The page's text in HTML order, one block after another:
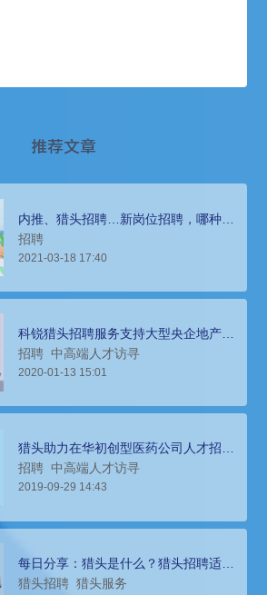
推荐文章
内推、猎头招聘…新岗位招聘，哪种招
聘方式更加适合？
招聘
2021-03-18 17:40
科锐猎头招聘服务支持大型央企地产集
团获取本土高端人才
招聘 中高端人才访寻
2020-01-13 15:01
猎头助力在华初创型医药公司人才招
聘、高管团队搭建
招聘 中高端人才访寻
2019-09-29 14:43
每日分享：猎头是什么？猎头招聘适用
于哪些场景？
猎头招聘 猎头服务